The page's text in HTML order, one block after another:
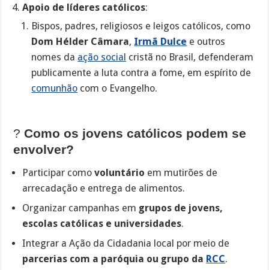
Apoio de líderes católicos:
Bispos, padres, religiosos e leigos católicos, como
Dom Hélder Câmara, Irmã Dulce e outros
nomes da ação social cristã no Brasil, defenderam
publicamente a luta contra a fome, em espírito de
comunhão com o Evangelho.
? Como os jovens católicos podem se
envolver?
Participar comovoluntário em mutirões de
arrecadação e entrega de alimentos.
Organizar campanhas em grupos de jovens,
escolas católicas e universidades.
Integrar a Ação da Cidadania local por meio de
parcerias com a paróquia ou grupo da RCC.